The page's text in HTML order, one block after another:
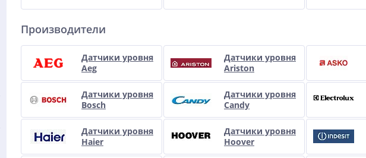
Производители
Датчики уровня
Aeg
Датчики уровня
Ariston
Датчики уровня
Bosch
Датчики уровня
Candy
Датчики уровня
Haier
Датчики уровня
Hoover